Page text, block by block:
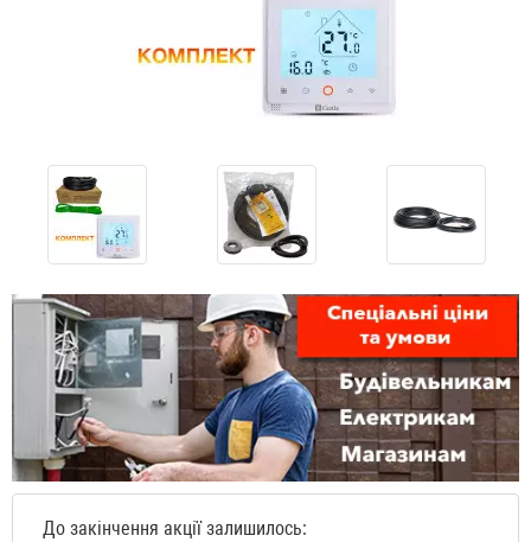
До закінчення акції залишилось: